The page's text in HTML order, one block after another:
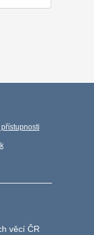
věcí ČR